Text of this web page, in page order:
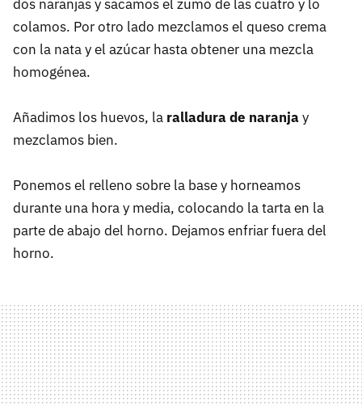
dos naranjas y sacamos el zumo de las cuatro y lo
colamos. Por otro lado mezclamos el queso crema
con la nata y el azúcar hasta obtener una mezcla
homogénea.
Añadimos los huevos, la ralladura de naranjay
mezclamos bien.
Ponemos el relleno sobre la base y horneamos
durante una hora y media, colocando la tarta en la
parte de abajo del horno. Dejamos enfriar fuera del
horno.